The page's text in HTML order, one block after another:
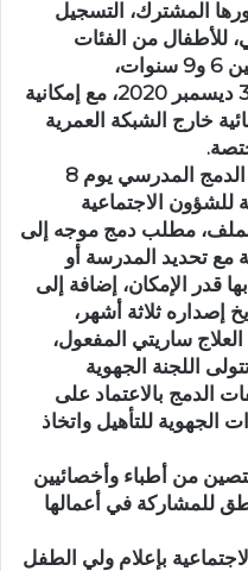
المشترك، التسجيل
للأطفال من الفئات
المذكورة الذين تتراوح أعمارهم بين 6 و9 سنوات،
والمولودين بين 1 جانفي 2017 و31 ديسمبر 2020، مع إمكانية
خارج الشبكة العمرية
وقد انطلقت عملية إيداع مطالب الدمج المدرسي يوم 8
للشؤون الاجتماعية
مطلب دمج موجه إلى
مع تحديد المدرسة أو
قدر الإمكان، إضافة إلى
إصداره ثلاثة أشهر،
ساريتي المفعول،
اللجنة الجهوية
الدمج بالاعتماد على
الجهوية للتأهيل واتخاذ
من أطباء وأخصائيين
للمشاركة في أعمالها
بإعلام ولي الطفل